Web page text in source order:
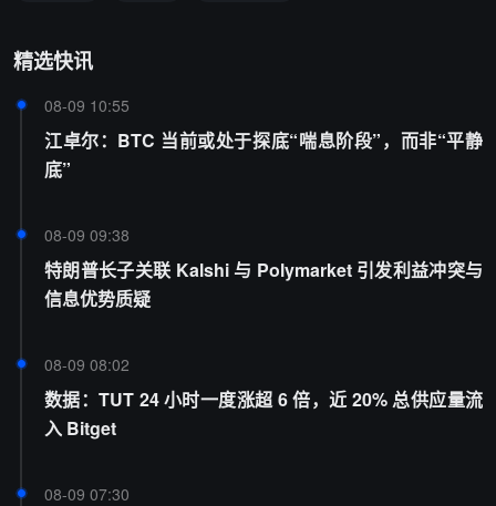
精选快讯
08-09 10:55
江卓尔：BTC 当前或处于探底“喘息阶段”，而非“平静
底”
08-09 09:38
特朗普长子关联 Kalshi 与 Polymarket 引发利益冲突与
信息优势质疑
08-09 08:02
数据：TUT 24 小时一度涨超 6 倍，近 20% 总供应量流
入 Bitget
08-09 07:30